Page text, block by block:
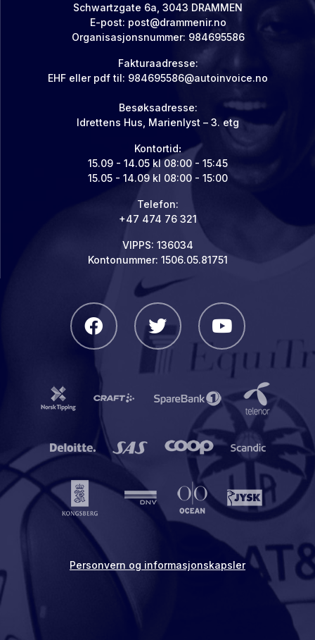
Schwartzgate 6a, 3043 DRAMMEN
E-post: post@drammenir.no
Organisasjonsnummer: 984695586
Fakturaadresse:
EHF eller pdf til: 984695586@autoinvoice.no
Besøksadresse:
Idrettens Hus, Marienlyst – 3. etg
Kontortid:
15.09 - 14.05 kl 08:00 - 15:45
15.05 - 14.09 kl 08:00 - 15:00
Telefon:
+47 474 76 321
VIPPS: 136034
Kontonummer: 1506.05.81751
Personvern og informasjonskapsler